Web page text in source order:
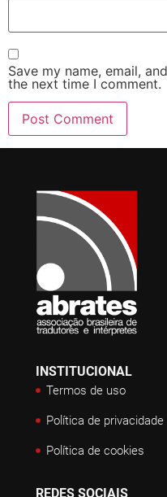
Save my name, email,
the next time I comment.
INSTITUCIONAL
Termos de uso
Política de privacidade
Política de cookies
REDES SOCIAIS